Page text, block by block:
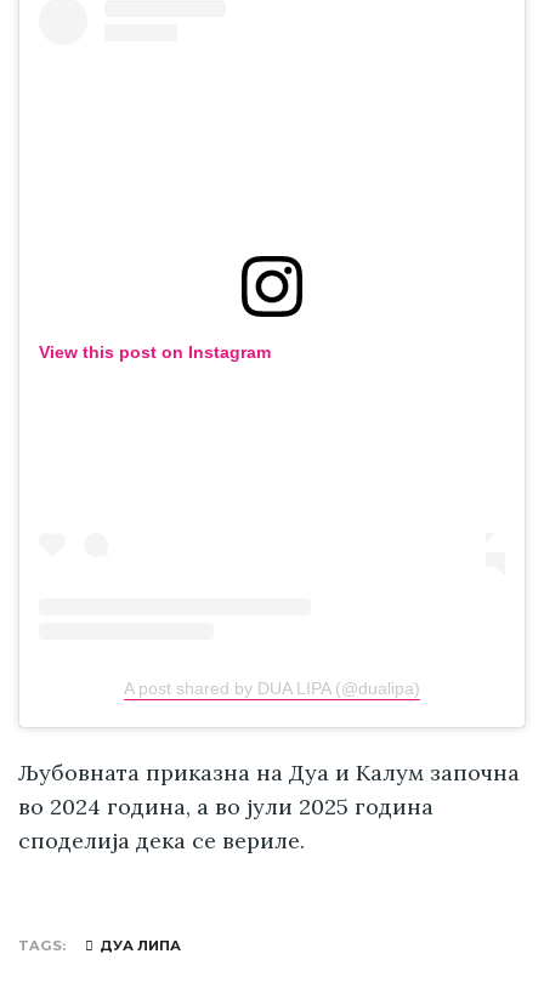
View this post on Instagram
A post shared by DUA LIPA (@dualipa)
Љубовната приказна на Дуа и Калум започна
во 2024 година, а во јули 2025 година
споделија дека се вериле.
TAGS ДУА ЛИПА